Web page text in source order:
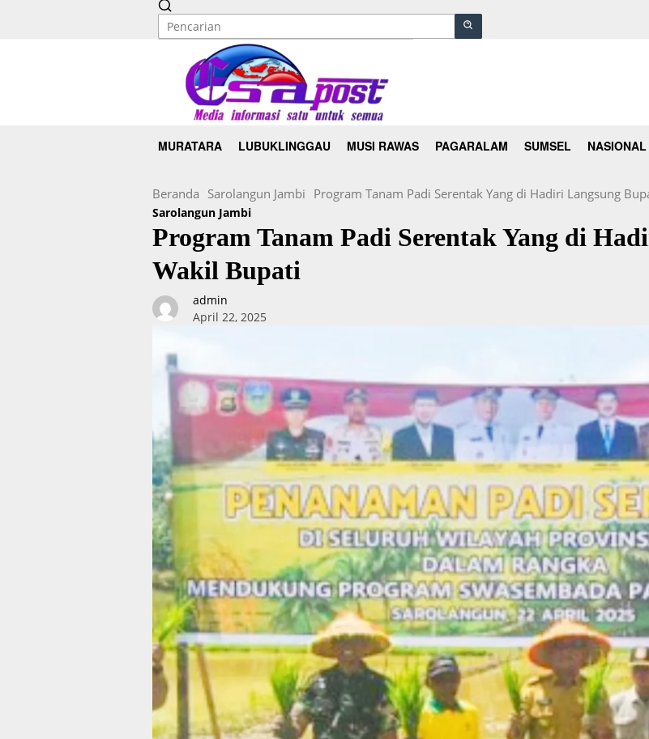
MURATARA LUBUKLINGGAU MUSI RAWAS PAGARALAM SUMSEL NASIONAL
Beranda Sarolangun Jambi Program Tanam Padi Serentak Yang di Hadiri Langsung
Sarolangun Jambi
Program Tanam Padi Serentak Yang di
Wakil Bupati
admin
April 22, 2025